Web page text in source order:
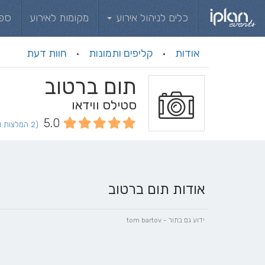
כלים לניהול אירוע מקומות לאירוע
אודות · קליפים ותמונות · חוות דעת
תום ברטוב
סטילס ווידאו
5.0 (2 המלצות וחוות דעת)
אודות תום ברטוב
ידוע גם בתור - tom bartov